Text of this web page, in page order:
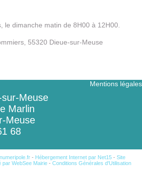
le dimanche matin de 8H00 à 12H00.
55320 Dieue-sur-Meuse
Meuse
Marlin
Meuse
68
Mentions légales
- Hébergement Internet par Net15- Site
par WebSee Mairie- Conditions Générales d'Utilisation